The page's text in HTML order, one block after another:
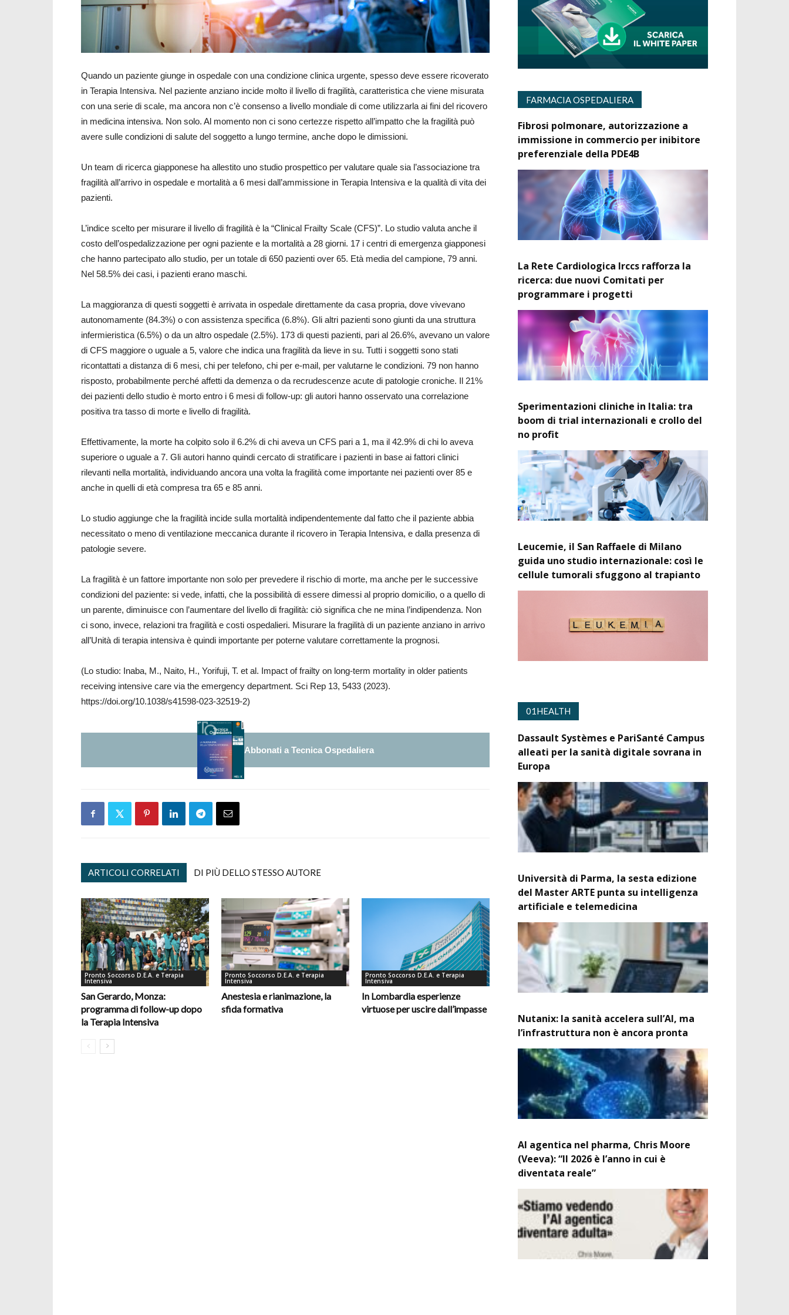
Quando un paziente giunge in ospedale con una condizione clinica urgente, spesso deve essere ricoverato
in Terapia Intensiva. Nel paziente anziano incide molto il livello di fragilità, caratteristica che viene misurata
con una serie di scale, ma ancora non c’è consenso a livello mondiale di come utilizzarla ai fini del ricovero
in medicina intensiva. Non solo. Al momento non ci sono certezze rispetto all’impatto che la fragilità può
avere sulle condizioni di salute del soggetto a lungo termine, anche dopo le dimissioni.
Un team di ricerca giapponese ha allestito uno studio prospettico per valutare quale sia l’associazione tra
fragilità all’arrivo in ospedale e mortalità a 6 mesi dall’ammissione in Terapia Intensiva e la qualità di vita dei
pazienti.
L’indice scelto per misurare il livello di fragilità è la “Clinical Frailty Scale (CFS)”. Lo studio valuta anche il
costo dell’ospedalizzazione per ogni paziente e la mortalità a 28 giorni. 17 i centri di emergenza giapponesi
che hanno partecipato allo studio, per un totale di 650 pazienti over 65. Età media del campione, 79 anni.
Nel 58.5% dei casi, i pazienti erano maschi.
La maggioranza di questi soggetti è arrivata in ospedale direttamente da casa propria, dove vivevano
autonomamente (84.3%) o con assistenza specifica (6.8%). Gli altri pazienti sono giunti da una struttura
infermieristica (6.5%) o da un altro ospedale (2.5%). 173 di questi pazienti, pari al 26.6%, avevano un valore
di CFS maggiore o uguale a 5, valore che indica una fragilità da lieve in su. Tutti i soggetti sono stati
ricontattati a distanza di 6 mesi, chi per telefono, chi per e-mail, per valutarne le condizioni. 79 non hanno
risposto, probabilmente perché affetti da demenza o da recrudescenze acute di patologie croniche. Il 21%
dei pazienti dello studio è morto entro i 6 mesi di follow-up: gli autori hanno osservato una correlazione
positiva tra tasso di morte e livello di fragilità.
Effettivamente, la morte ha colpito solo il 6.2% di chi aveva un CFS pari a 1, ma il 42.9% di chi lo aveva
superiore o uguale a 7. Gli autori hanno quindi cercato di stratificare i pazienti in base ai fattori clinici
rilevanti nella mortalità, individuando ancora una volta la fragilità come importante nei pazienti over 85 e
anche in quelli di età compresa tra 65 e 85 anni.
Lo studio aggiunge che la fragilità incide sulla mortalità indipendentemente dal fatto che il paziente abbia
necessitato o meno di ventilazione meccanica durante il ricovero in Terapia Intensiva, e dalla presenza di
patologie severe.
La fragilità è un fattore importante non solo per prevedere il rischio di morte, ma anche per le successive
condizioni del paziente: si vede, infatti, che la possibilità di essere dimessi al proprio domicilio, o a quello di
un parente, diminuisce con l’aumentare del livello di fragilità: ciò significa che ne mina l’indipendenza. Non
ci sono, invece, relazioni tra fragilità e costi ospedalieri. Misurare la fragilità di un paziente anziano in arrivo
all’Unità di terapia intensiva è quindi importante per poterne valutare correttamente la prognosi.
(Lo studio: Inaba, M., Naito, H., Yorifuji, T. et al. Impact of frailty on long-term mortality in older patients
receiving intensive care via the emergency department. Sci Rep 13, 5433 (2023).
https://doi.org/10.1038/s41598-023-32519-2)
Abbonati a Tecnica Ospedaliera
ARTICOLI CORRELATI DI PIÙ DELLO STESSO AUTORE
Pronto Soccorso D.E.A. e Terapia
Intensiva
San Gerardo, Monza:
programma di follow-up dopo
la Terapia Intensiva
Pronto Soccorso D.E.A. e Terapia
Intensiva
Anestesia e rianimazione, la
sfida formativa
Pronto Soccorso D.E.A. e Terapia
Intensiva
In Lombardia esperienze
virtuose per uscire dall’impasse
FARMACIA OSPEDALIERA
Fibrosi polmonare, autorizzazione a
immissione in commercio per inibitore
preferenziale della PDE4B
La Rete Cardiologica Irccs rafforza la
ricerca: due nuovi Comitati per
programmare i progetti
Sperimentazioni cliniche in Italia: tra
boom di trial internazionali e crollo del
no profit
Leucemie, il San Raffaele di Milano
guida uno studio internazionale: così le
cellule tumorali sfuggono al trapianto
01HEALTH
Dassault Systèmes e PariSanté Campus
alleati per la sanità digitale sovrana in
Europa
Università di Parma, la sesta edizione
del Master ARTE punta su intelligenza
artificiale e telemedicina
Nutanix: la sanità accelera sull’AI, ma
l’infrastruttura non è ancora pronta
AI agentica nel pharma, Chris Moore
(Veeva): “Il 2026 è l’anno in cui è
diventata reale”